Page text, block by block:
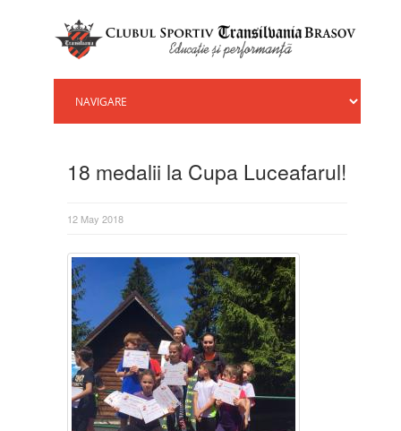
18 medalii la Cupa Luceafarul!
12 May 2018